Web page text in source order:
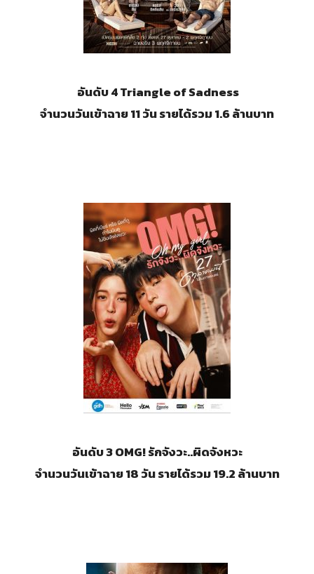
อันดับ 4 Triangle of Sadness
จำนวนวันเข้าฉาย 11 วัน รายได้รวม 1.6 ล้านบาท
อันดับ 3 OMG! รักจังวะ..ผิดจังหวะ
จำนวนวันเข้าฉาย 18 วัน รายได้รวม 19.2 ล้านบาท